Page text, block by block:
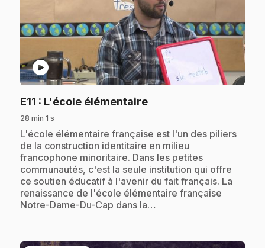
play_circle
E11 : L'école élémentaire.
28 min 1 s
.L'école élémentaire française est l'un des piliers
de la construction identitaire en milieu
francophone minoritaire. Dans les petites
communautés, c'est la seule institution qui offre
ce soutien éducatif à l'avenir du fait français. La
renaissance de l'école élémentaire française
Notre-Dame-Du-Cap dans la…